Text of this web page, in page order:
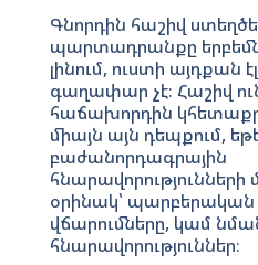
Գնորդին հաշիվ
պարտադրանքը
լինում, ուստի այդքան
գաղափար չէ։ Հաշիվ
հաճախորդին
միայն այն դեպքում,
բաժանորդագրային
հնարավորությունների
օրինակ՝ պարբերական
վճարումները, կամ
հնարավորություններ։